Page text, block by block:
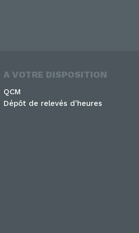
A VOTRE DISPOSITION
QCM
Dépôt de relevés d’heures